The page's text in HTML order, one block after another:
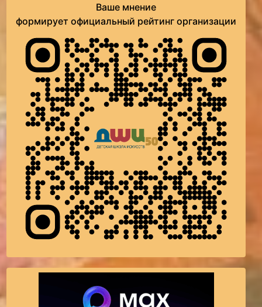
Ваше мнение
формирует официальный рейтинг организации